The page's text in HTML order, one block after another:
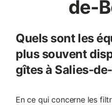
de-
Quels sont les
plus souvent
gîtes à Salies-
En ce qui concerne les